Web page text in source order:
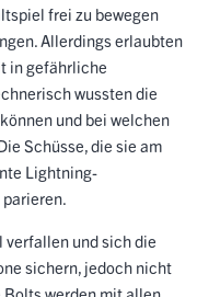
frei zu bewegen
Allerdings erlaubten
in gefährliche
wussten die
und bei welchen
Schüsse, die sie am
Lightning-
verfallen und sich die
sichern, jedoch nicht